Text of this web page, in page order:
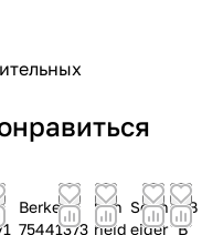
Berker
75441373
Sch
neid
Schn
eider
AB
B